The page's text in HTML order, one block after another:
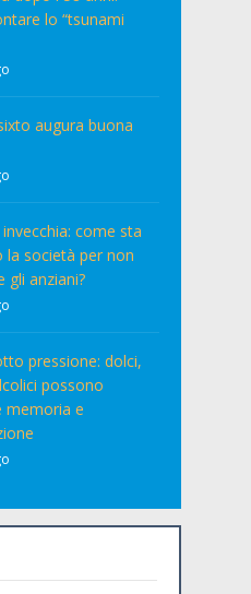
lo “tsunami
augura buona
invecchia: come sta
la società per non
gli anziani?
pressione: dolci,
possono
memoria e